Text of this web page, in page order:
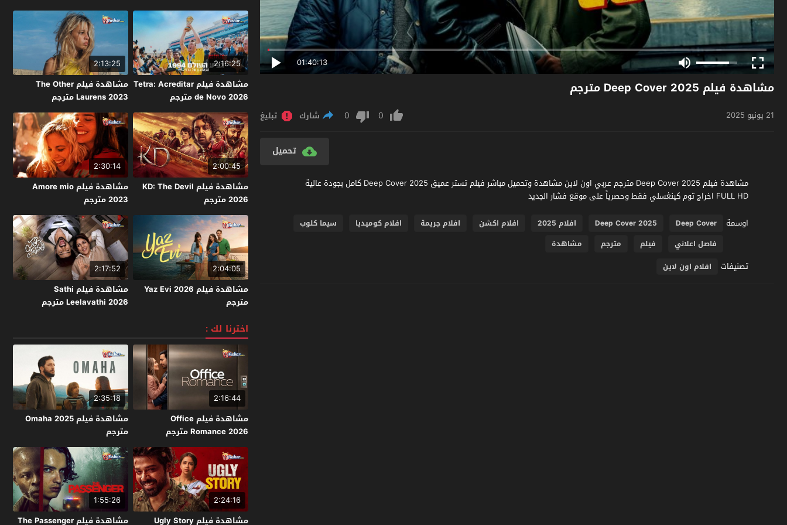
01:40:13
مشاهدة فيلم Deep Cover 2025 مترجم
21 يونيو 2025 0
0 شارك تبليغ
تحميل
مشاهدة فيلم Deep Cover 2025 مترجم عربي اون لاين مشاهدة وتحميل مباشر فيلم تستر عميق Deep Cover 2025 كامل بجودة عالية
FULL HD اخراج توم كينغسلي فقط وحصرياً على موقع فشار الجديد
اوسمة
Deep Cover
Deep Cover 2025 افلام 2025 افلام اكشن افلام جريمة افلام كوميديا
سيما كلوب
فاصل اعلاني
فيلم مترجم مشاهدة
تصنيفات افلام اون لاين
2:16:25
مشاهدة فيلم Tetra: Acreditar
de Novo 2026 مترجم
2:13:25
مشاهدة فيلم The Other
Laurens 2023 مترجم
2:00:45
مشاهدة فيلم KD: The Devil
2026 مترجم
2:30:14
مشاهدة فيلم Amore mio
2023 مترجم
2:04:05
مشاهدة فيلم Yaz Evi 2026
مترجم
2:17:52
مشاهدة فيلم Sathi
Leelavathi 2026 مترجم
اخترنا لك :
2:16:44
مشاهدة فيلم Office
Romance 2026 مترجم
2:35:18
مشاهدة فيلم Omaha 2025
مترجم
2:24:16
مشاهدة فيلم Ugly Story
1:55:26
مشاهدة فيلم The Passenger